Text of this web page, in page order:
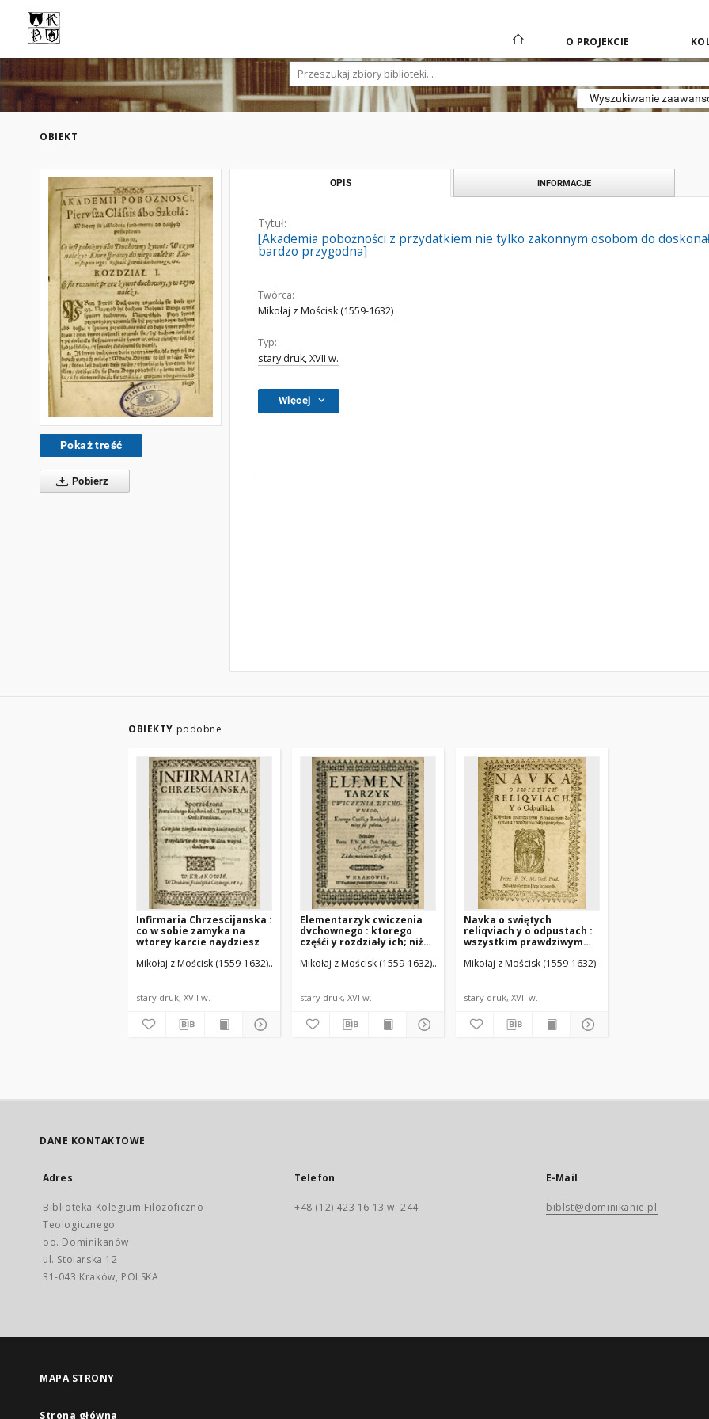
O PROJEKCIE
Wyszukiwanie
OBIEKT
Pokaż treść
Pobierz
OPIS INFORMACJE
Tytuł:
[Akademia pobożności z przydatkiem nie tylko zakonnym osobom do
bardzo przygodna]
Twórca:
Mikołaj z Mościsk (1559-1632)
Typ:
stary druk, XVII w.
Więcej
OBIEKTY podobne
Infirmaria Chrzescijanska :
co w sobie zamyka na
wtorey karcie naydziesz
Mikołaj z Mościsk (1559-1632)
Cezary, Franciszek (ca 1583-1651). Druk.
stary druk, XVII w.
Elementarzyk cwiczenia
dvchownego : ktorego
częśći y rozdziały ich; niżey
Mikołaj z Mościsk (1559-1632) Cezary, Franciszek (ca 1583-1651). Druk.
stary druk, XVI w.
Navka o swiętych
reliqviach y o odpustach :
wszystkim prawdziwym
wiedzenia, barzo
Mikołaj z Mościsk (1559-1632)
stary druk, XVII w.
DANE KONTAKTOWE
Adres
Biblioteka Kolegium Filozoficzno-
Teologicznego
oo. Dominikanów
ul. Stolarska 12
31-043 Kraków, POLSKA
Telefon
+48 (12) 423 16 13 w. 244
E-Mail
biblst@dominikanie.pl
MAPA STRONY
Strona główna